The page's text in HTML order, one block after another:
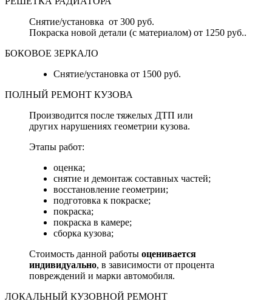
Снятие/установка от 300 руб.
Покраска новой детали (с материалом) от 1250 руб..
БОКОВОЕ ЗЕРКАЛО
Снятие/установка от 1500 руб.
ПОЛНЫЙ РЕМОНТ КУЗОВА
Производится после тяжелых ДТП или
других нарушениях геометрии кузова.
Этапы работ:
оценка;
снятие и демонтаж составных частей;
восстановление геометрии;
подготовка к покраске;
покраска;
покраска в камере;
сборка кузова;
Стоимость данной работы оценивается
индивидуально, в зависимости от процента
повреждений и марки автомобиля.
ЛОКАЛЬНЫЙ КУЗОВНОЙ РЕМОНТ